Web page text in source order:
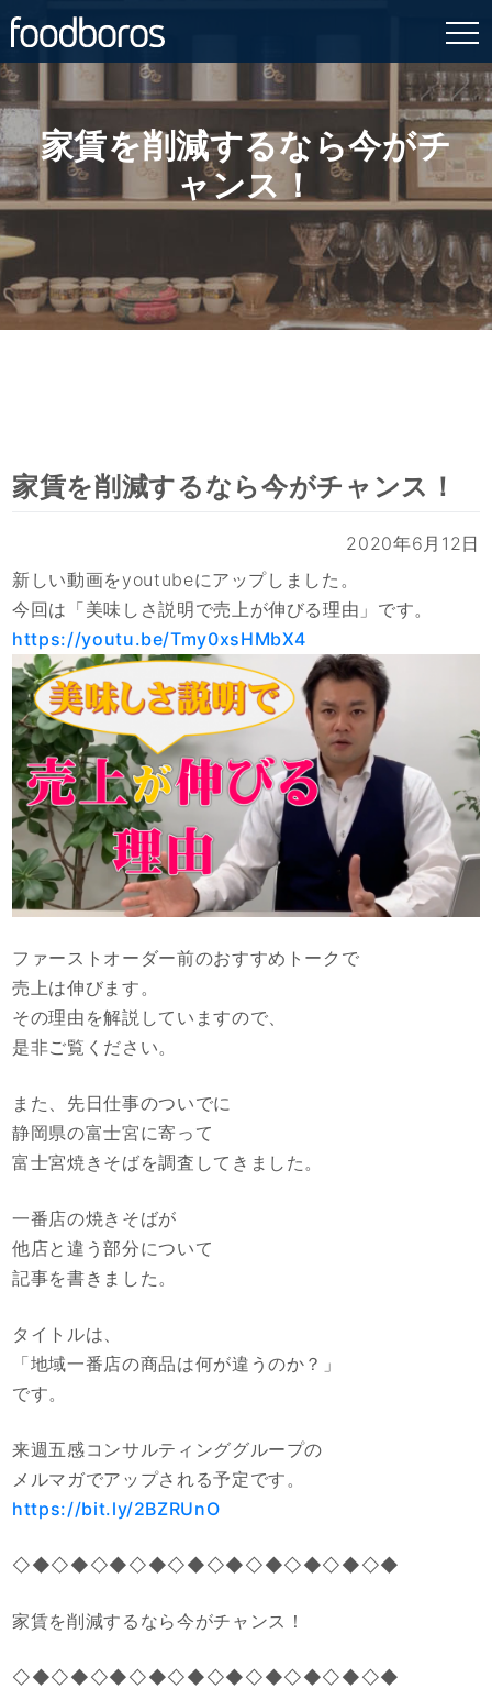
Skip
to
content
家賃を削減するなら今がチ
ャンス！
家賃を削減するなら今がチャンス！
2020年6月12日
新しい動画をyoutubeにアップしました。
今回は「美味しさ説明で売上が伸びる理由」です。
https://youtu.be/Tmy0xsHMbX4
ファーストオーダー前のおすすめトークで
売上は伸びます。
その理由を解説していますので、
是非ご覧ください。
また、先日仕事のついでに
静岡県の富士宮に寄って
富士宮焼きそばを調査してきました。
一番店の焼きそばが
他店と違う部分について
記事を書きました。
タイトルは、
「地域一番店の商品は何が違うのか？」
です。
来週五感コンサルティンググループの
メルマガでアップされる予定です。
https://bit.ly/2BZRUnO
◇◆◇◆◇◆◇◆◇◆◇◆◇◆◇◆◇◆◇◆
家賃を削減するなら今がチャンス！
◇◆◇◆◇◆◇◆◇◆◇◆◇◆◇◆◇◆◇◆